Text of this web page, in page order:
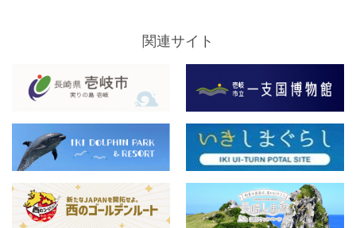
関連サイト